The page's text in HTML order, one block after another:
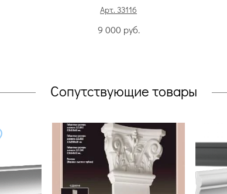
Арт. 33116
9 000 руб.
Сопутствующие товары